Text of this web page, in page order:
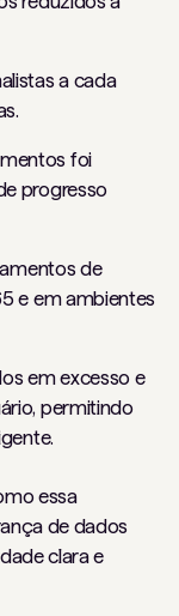
a cada
foi
progresso
de
e em ambientes
em excesso e
permitindo
essa
de dados
clara e